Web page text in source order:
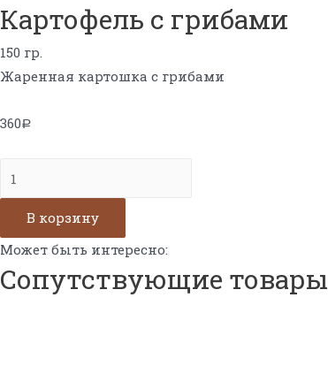
Картофель с грибами
150 гр.
Жаренная картошка с грибами
360Р
грибами
В корзину
Может быть интересно:
Сопутствующие товары